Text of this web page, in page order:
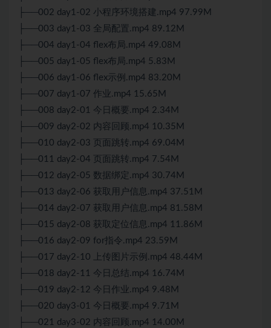
├──002 day1-02 小程序环境搭建.mp4 97.99M
├──003 day1-03 全局配置.mp4 89.12M
├──004 day1-04 flex布局.mp4 49.08M
├──005 day1-05 flex布局.mp4 5.83M
├──006 day1-06 flex示例.mp4 83.20M
├──007 day1-07 作业.mp4 15.65M
├──008 day2-01 今日概要.mp4 2.34M
├──009 day2-02 内容回顾.mp4 10.35M
├──010 day2-03 页面跳转.mp4 69.04M
├──011 day2-04 页面跳转.mp4 7.54M
├──012 day2-05 数据绑定.mp4 30.74M
├──013 day2-06 获取用户信息.mp4 37.51M
├──014 day2-07 获取用户信息.mp4 81.58M
├──015 day2-08 获取定位信息.mp4 11.86M
├──016 day2-09 for指令.mp4 23.59M
├──017 day2-10 上传图片示例.mp4 48.44M
├──018 day2-11 今日总结.mp4 16.74M
├──019 day2-12 今日作业.mp4 9.48M
├──020 day3-01 今日概要.mp4 9.71M
├──021 day3-02 内容回顾.mp4 14.00M